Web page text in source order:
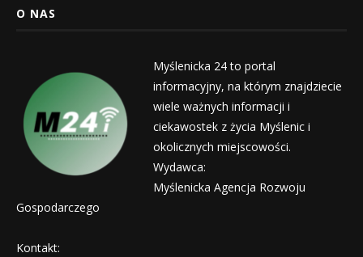
O NAS
Myślenicka 24 to portal
informacyjny, na którym znajdziecie
wiele ważnych informacji i
ciekawostek z życia Myślenic i
okolicznych miejscowości.
Wydawca:
Myślenicka Agencja Rozwoju
Gospodarczego
Kontakt: